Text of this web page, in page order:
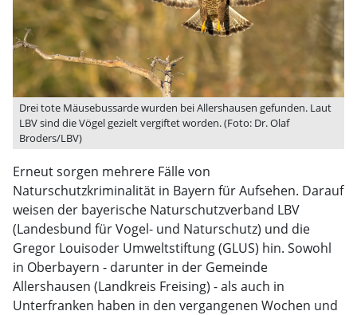
Drei tote Mäusebussarde wurden bei Allershausen gefunden. Laut
LBV sind die Vögel gezielt vergiftet worden. (Foto: Dr. Olaf
Broders/LBV)
Erneut sorgen mehrere Fälle von
Naturschutzkriminalität in Bayern für Aufsehen. Darauf
weisen der bayerische Naturschutzverband LBV
(Landesbund für Vogel- und Naturschutz) und die
Gregor Louisoder Umweltstiftung (GLUS) hin. Sowohl
in Oberbayern - darunter in der Gemeinde
Allershausen (Landkreis Freising) - als auch in
Unterfranken haben in den vergangenen Wochen und